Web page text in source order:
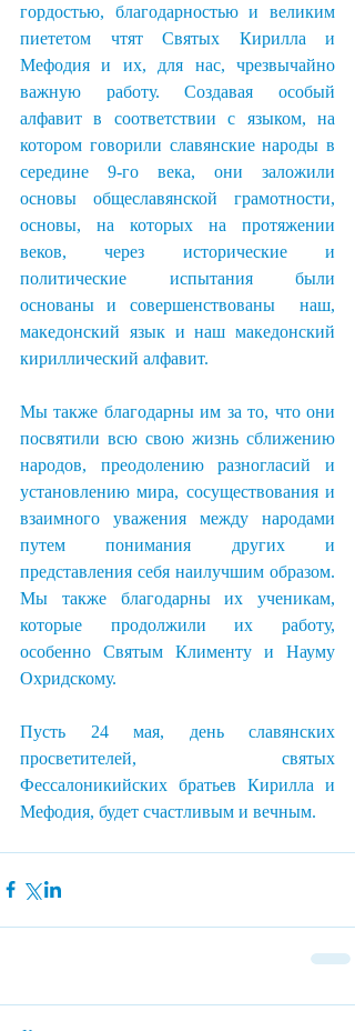
гордостью, благодарностью и великим
пиететом чтят Святых Кирилла и
Мефодия и их, для нас, чрезвычайно
важную работу. Создавая особый
алфавит в соответствии с языком, на
котором говорили славянские народы в
середине 9-го века, они заложили
основы общеславянской грамотности,
основы, на которых на протяжении
веков, через исторические и
политические испытания были
основаны и совершенствованы  наш,
македонский язык и наш македонский
кириллический алфавит.
Мы также благодарны им за то, что они
посвятили всю свою жизнь сближению
народов, преодолению разногласий и
установлению мира, сосуществования и
взаимного уважения между народами
путем понимания других и
представления себя наилучшим образом.
Мы также благодарны их ученикам,
которые продолжили их работу,
особенно Святым Клименту и Науму
Охридскому.
Пусть 24 мая, день славянских
просветителей, святых
Фессалоникийских братьев Кирилла и
Мефодия, будет счастливым и вечным.